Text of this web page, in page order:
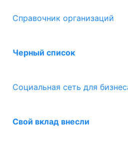
Справочник организаций
Черный список
Социальная сеть для
Свой вклад внесли